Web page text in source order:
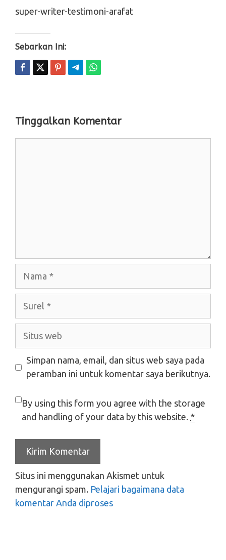
super-writer-testimoni-arafat
Sebarkan Ini:
Tinggalkan Komentar
Situs
Simpan nama, email, dan situs web saya pada
peramban ini untuk komentar saya berikutnya.
By using this form you agree with the storage
and handling of your data by this website. *
Situs ini menggunakan Akismet untuk
mengurangi spam. Pelajari bagaimana data
komentar Anda diproses